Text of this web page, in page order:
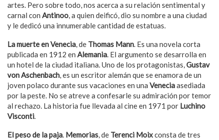
artes. Pero sobre todo, nos acerca a su relación sentimental y
carnal con Antinoo, a quien deificó, dio su nombre a una ciudad
y le dedicó una innumerable cantidad de estatuas.
La muerte en Venecia, de Thomas Mann. Es una novela corta
publicada en 1912 en Alemania. El argumento se desarrolla en
un hotel de la ciudad italiana. Uno de los protagonistas,Gustav
von Aschenbach, es un escritor alemán que se enamora de un
joven polaco durante sus vacaciones en una Veneciaasediada
por la peste. No se atreve a confesarle su admiración por temor
al rechazo. La historia fue llevada al cine en 1971 por Luchino
Visconti.
El peso de la paja. Memorias, de Terenci Moixconsta de tres